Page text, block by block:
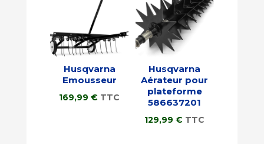
Husqvarna
Emousseur
169,99€ TTC
Husqvarna
Aérateur pour
plateforme
586637201
129,99€ TTC